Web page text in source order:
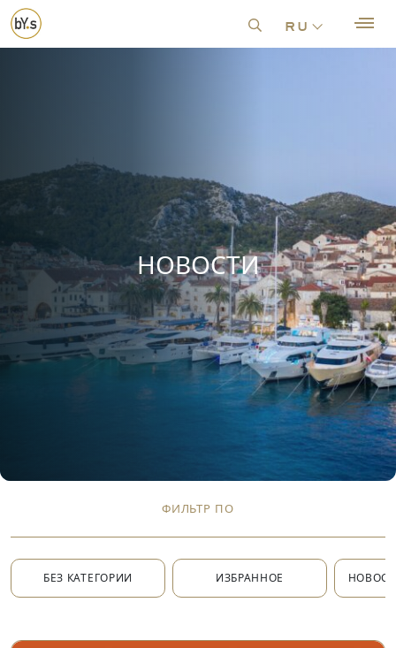
ru
НОВОСТИ
ФИЛЬТР ПО
БЕЗ КАТЕГОРИИ ИЗБРАННОЕ